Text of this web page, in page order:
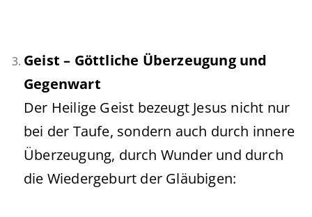
Geist – Göttliche Überzeugung und
Gegenwart
Der Heilige Geist bezeugt Jesus nicht nur
bei der Taufe, sondern auch durch innere
Überzeugung, durch Wunder und durch
die Wiedergeburt der Gläubigen: